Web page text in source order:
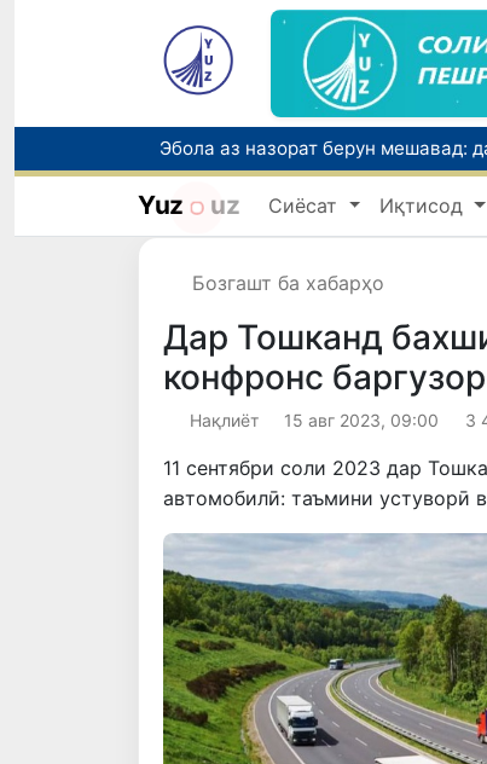
Yuz uz Сиёсат Иқтисод
Бозгашт ба хабарҳо
Дар Тошканд
конфронс
Нақлиёт 15 авг 2023, 09:00 3
11 сентябри соли 2023 дар
автомобилӣ: таъмини устуворӣ